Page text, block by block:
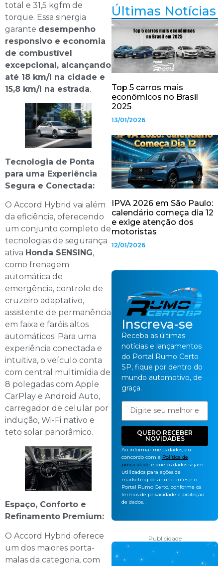
total e 31,5 kgfm de
torque. Essa sinergia
garante desempenho
responsivo e economia
de combustível
excepcional, alcançando
até 18 km/l na cidade e
15,8 km/l na estrada.
Tecnologia de Ponta
para uma Experiência
Segura e Conectada:
O Accord Hybrid vai além
da eficiência, oferecendo
um conjunto completo de
tecnologias de segurança
ativa Honda SENSING,
como frenagem
automática de
emergência, controle de
cruzeiro adaptativo,
assistente de permanência
em faixa e faróis altos
automáticos. Para uma
experiência conectada e
intuitiva, o veículo conta
com central multimídia de
8 polegadas com Apple
CarPlay e Android Auto,
carregador de celular por
indução, Wi-Fi nativo e
teto solar panorâmico.
Espaço, Conforto e
Refinamento Premium:
O Accord Hybrid oferece
um dos maiores porta-
malas da categoria, com
Últimas Notícias
Top 5 carros mais
econômicos no Brasil
2025
13/01/2026
IPVA 2026 em São Paulo:
calendário começa dia 12
e exige atenção dos
motoristas
12/01/2026
Inscreva-se
Receba as últimas
notícias e lançamentos
do Portal Rumo Certo
SP, fique por dentro do
mundo automotivo, de
graça.
QUERO RECEBER
NOVIDADES
Ao informar meus dados, eu
concordo com a Política de
privacidade e que os dados sejam
utilizados para ações de
marketing de anunciantes e o
Portal Rumo Certo, conforme os
termos de privacidade e proteção
de dados.
Publicidade